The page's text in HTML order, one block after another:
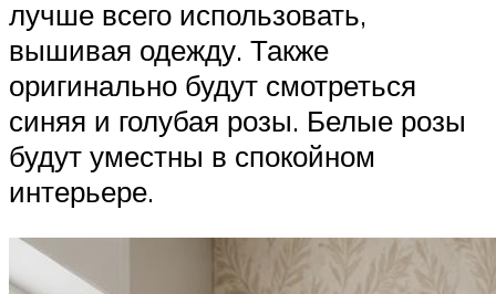
лучше всего использовать,
вышивая одежду. Также
оригинально будут смотреться
синяя и голубая розы. Белые розы
будут уместны в спокойном
интерьере.